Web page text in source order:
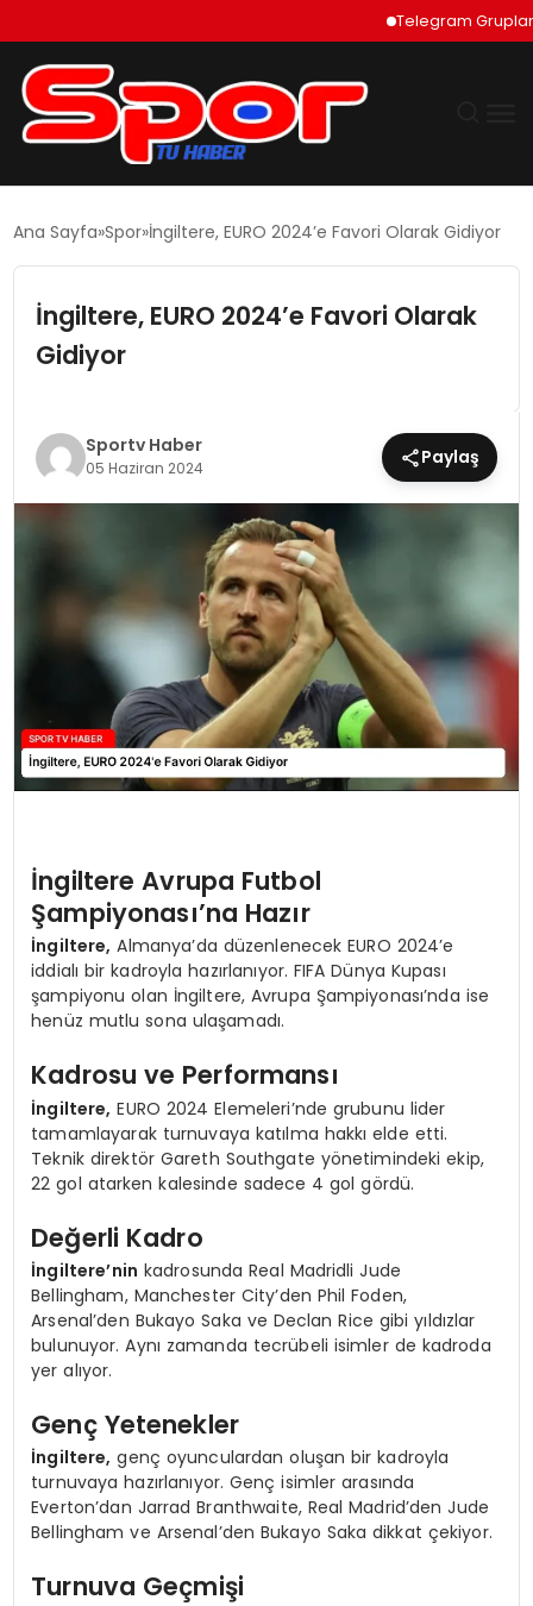
Telegram Grupları
EKONOMI
TEKNOLOJI
EĞITIM
MAGAZIN
YAŞAM
Ana Sayfa Spor İngiltere, EURO 2024’e Favori Olarak Gidiyor
İngiltere, EURO 2024’e Favori Olarak
Gidiyor
Sportv Haber
05 Haziran 2024 Paylaş
İngiltere Avrupa Futbol
Şampiyonası’na Hazır
İngiltere, Almanya’da düzenlenecek EURO 2024’e
iddialı bir kadroyla hazırlanıyor. FIFA Dünya Kupası
şampiyonu olan İngiltere, Avrupa Şampiyonası’nda ise
henüz mutlu sona ulaşamadı.
Kadrosu ve Performansı
İngiltere, EURO 2024 Elemeleri’nde grubunu lider
tamamlayarak turnuvaya katılma hakkı elde etti.
Teknik direktör Gareth Southgate yönetimindeki ekip,
22 gol atarken kalesinde sadece 4 gol gördü.
Değerli Kadro
İngiltere’nin kadrosunda Real Madridli Jude
Bellingham, Manchester City’den Phil Foden,
Arsenal’den Bukayo Saka ve Declan Rice gibi yıldızlar
bulunuyor. Aynı zamanda tecrübeli isimler de kadroda
yer alıyor.
Genç Yetenekler
İngiltere, genç oyunculardan oluşan bir kadroyla
turnuvaya hazırlanıyor. Genç isimler arasında
Everton’dan Jarrad Branthwaite, Real Madrid’den Jude
Bellingham ve Arsenal’den Bukayo Saka dikkat çekiyor.
Turnuva Geçmişi